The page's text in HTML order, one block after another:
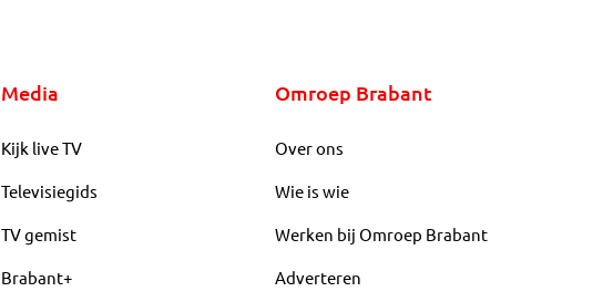
Media
Kijk live TV
Televisiegids
TV gemist
Brabant+
Omroep Brabant
Over ons
Wie is wie
Werken bij Omroep Brabant
Adverteren